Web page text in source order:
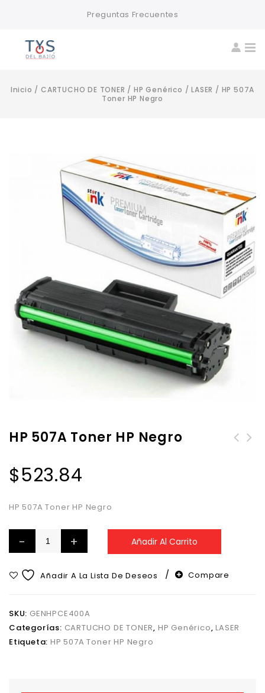
Preguntas Frecuentes
Inicio / CARTUCHO DE TONER / HP Genérico /LASER / HP 507A
Toner HP Negro
HP 507A Toner HP Negro
$523.84
HP 507A Toner HP Negro
Añadir Al Carrito
Añadir A La Lista De Deseos Compare
SKU: GENHPCE400A
Categorías: CARTUCHO DE TONER, HP Genérico,LASER
Etiqueta: HP 507A Toner HP Negro